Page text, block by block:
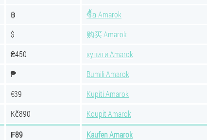
฿
ซื้อ Amarok
$
购买 Amarok
₴450
купити Amarok
₱
Bumili Amarok
€39
Kupiti Amarok
Kč890 Koupit Amarok
₣89 Kaufen Amarok